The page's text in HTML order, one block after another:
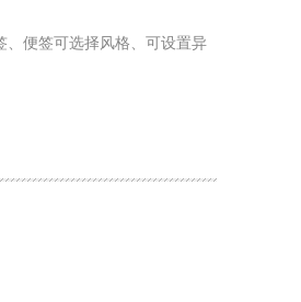
便签可选择风格、可设置异